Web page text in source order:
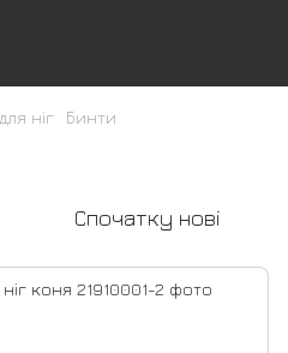
ніг Бинти
Спочатку нові